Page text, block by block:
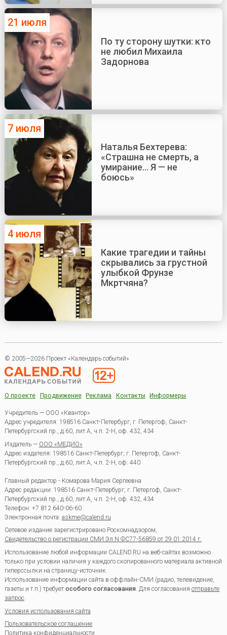
21 июля
По ту сторону шутки: кто
не любил Михаила
Задорнова
7 июля
Наталья Бехтерева:
«Страшна не смерть, а
умирание... Я — не
боюсь»
4 июля
Какие трагедии и тайны
скрывались за грустной
улыбкой Фрунзе
Мкртчяна?
© 2005—2026 Проект «Календарь событий»
О проекте Продвижение Реклама Контакты Информеры
Учредитель — ООО «Квантор»
Адрес учредителя: 198516 Санкт-Петербург, г. Петергоф, Санкт-
Петербургский пр., д.60, лит.А, ч.п. 2-Н, оф. 432, 434
Издатель — ООО «МЕДИО»
Адрес издателя: 198516 Санкт-Петербург, г. Петергоф, Санкт-
Петербургский пр., д.60, лит.А, ч.п. 2-Н, оф. 440
Главный редактор - Комарова Мария Сергеевна
Адрес редакции: 198516 Санкт-Петербург, г. Петергоф Санкт-
Петербургский пр., д.60, лит.А, ч.п. 2-Н, оф. 432, 434
Телефон: +7 812 640-06-60
Электронная почта: askme@calend.ru
Сетевое издание зарегистрировано Роскомнадзором,
Свидетельство о регистрации СМИ Эл.N ФС77-56859 от 29.01.2014 г.
Использование любой информации CALEND.RU на веб-сайтах возможно
только при условии наличия у каждого скопированного материала активной
гиперссылки на страницу-источник.
Использование информации сайта в оффлайн-СМИ (радио, телевидение,
газеты и т.п.) требуетособого согласования. Для согласования отправьте
запрос.
Условия использования сайта
Пользовательское соглашение
Политика конфиденциальности